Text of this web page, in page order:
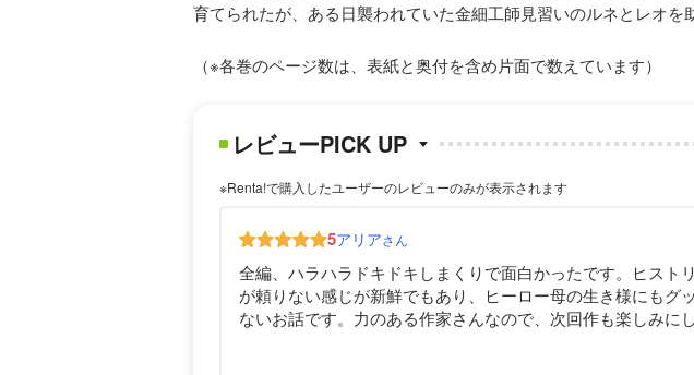
育てられたが、ある日襲われていた金細工師見習いのルネとレオ
（※各巻のページ数は、表紙と奥付を含め片面で数えています）
レビューPICK UP
※Renta!で購入したユーザーのレビューのみが表示されます
5アリアさん
全編、ハラハラドキドキしまくりで面白かったです。ヒス
が頼りない感じが新鮮でもあり、ヒーロー母の生き様にも
ないお話です。力のある作家さんなので、次回作も楽しみにし